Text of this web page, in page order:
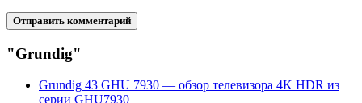
"Grundig"
Grundig 43 GHU 7930 — обзор телевизора 4K HDR из
серии GHU7930